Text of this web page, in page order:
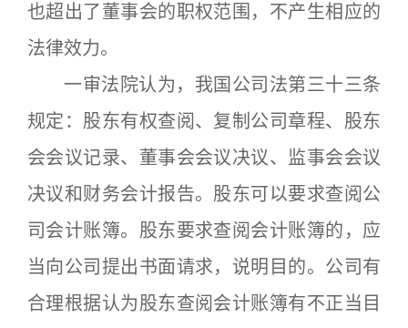
也超出了董事会的职权范围，不产生相应的
法律效力。
一审法院认为，我国公司法第三十三条
规定：股东有权查阅、复制公司章程、股东
会会议记录、董事会会议决议、监事会会议
决议和财务会计报告。股东可以要求查阅公
司会计账簿。股东要求查阅会计账簿的，应
当向公司提出书面请求，说明目的。公司有
合理根据认为股东查阅会计账簿有不正当目